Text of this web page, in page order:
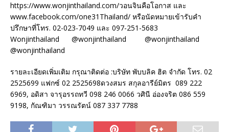
https://www.wonjinthailand.com/วอนจินคือโอกาส และ
www.facebook.com/one31Thailand/ หรือนัดหมายเข้ารับคำ
ปรึกษาที่โทร. 02-023-7049 และ 097-251-5683
Wonjinthailand @wonjinthailand @wonjinthailand
@wonjinthailand
รายละเอียดเพิ่มเติม กรุณาติดต่อ :บริษัท พับบลิค ฮิต จำกัด โทร. 02
2525699 แฟกซ์ 02 2525698ดวงสมร สกุลอารีย์มิตร 089 222
6969, อดิสา จารุอรรถทวี 098 246 0066 วศินี อ่องจริต 086 559
9198, กัณฑิมา วรรณรัตน์ 087 337 7788